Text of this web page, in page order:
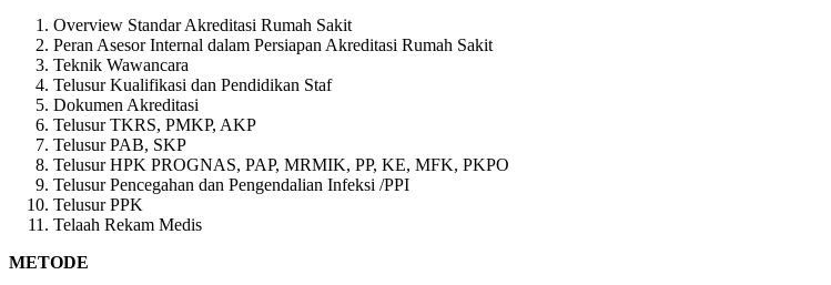
Overview Standar Akreditasi Rumah Sakit
Peran Asesor Internal dalam Persiapan Akreditasi Rumah Sakit
Teknik Wawancara
Telusur Kualifikasi dan Pendidikan Staf
Dokumen Akreditasi
Telusur TKRS, PMKP, AKP
Telusur PAB, SKP
Telusur HPK PROGNAS, PAP, MRMIK, PP, KE, MFK, PKPO
Telusur Pencegahan dan Pengendalian Infeksi /PPI
Telusur PPK
Telaah Rekam Medis
METODE